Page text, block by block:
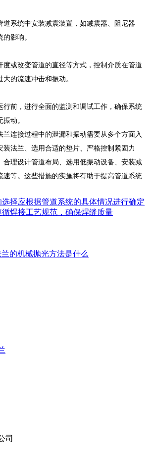
系统中安装减震装置，如减震器、阻尼器
影响。
或改变管道的直径等方式，控制介质在管道
的流速冲击和振动。
前，进行全面的监测和调试工作，确保系统
动。
连接过程中的泄漏和振动需要从多个方面入
装法兰、选用合适的垫片、严格控制紧固力
合理设计管道布局、选用低振动设备、安装减
速等。这些措施的实施将有助于提高管道系统
择应根据管道系统的具体情况进行确定
焊接工艺规范，确保焊缝质量
的机械抛光方法是什么
司